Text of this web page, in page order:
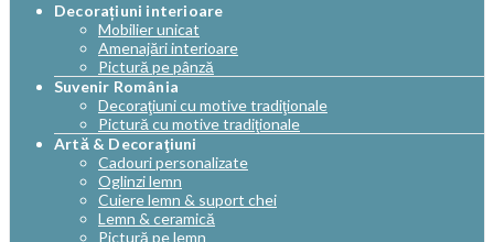
Decorațiuni interioare
Mobilier unicat
Amenajări interioare
Pictură pe pânză
Suvenir România
Decoraţiuni cu motive tradiţionale
Pictură cu motive tradiţionale
Artă & Decoraţiuni
Cadouri personalizate
Oglinzi lemn
Cuiere lemn & suport chei
Lemn & ceramică
Pictură pe lemn